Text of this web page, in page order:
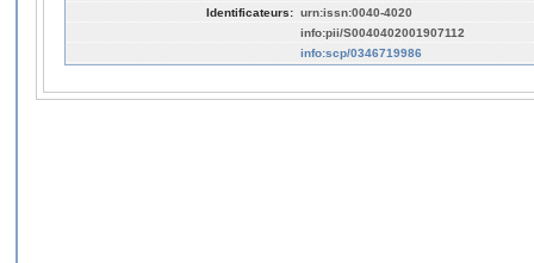
Identificateurs: urn:issn:0040-4020
info:pii/S0040402001907112
info:scp/0346719986